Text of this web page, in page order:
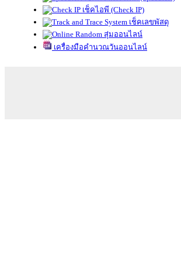
เช็คไอพี (Check IP)
เช็คเลขพัสดุ
สุ่มออนไลน์
เครื่องมือคำนวณวันออนไลน์